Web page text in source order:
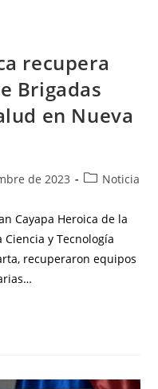
recupera
Brigadas
en Nueva
de 2023 Noticia
Cayapa Heroica de la
y Tecnología
recuperaron equipos